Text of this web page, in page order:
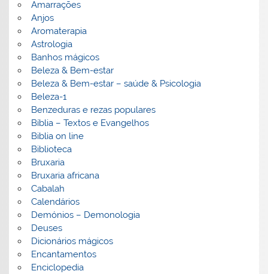
Amarrações
Anjos
Aromaterapia
Astrologia
Banhos mágicos
Beleza & Bem-estar
Beleza & Bem-estar – saúde & Psicologia
Beleza-1
Benzeduras e rezas populares
Bíblia – Textos e Evangelhos
Biblia on line
Biblioteca
Bruxaria
Bruxaria africana
Cabalah
Calendários
Demónios – Demonologia
Deuses
Dicionários mágicos
Encantamentos
Enciclopedia